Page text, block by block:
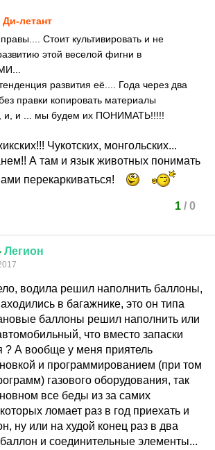
Ди-летант
Стоит культивировать и не
этой веселой фигни в
развития её.... Года через два
правки копировать материалы
и, и ... мы будем их ПОНИМАТЬ!!!!!
Чукотских, монгольских...
А там и язык животных понимать
перекаркиваться!
1/ 0
Легион
водила решил наполнить баллоны,
в багажнике, это он типа
баллоны решил наполнить или
что вместо запаски
? А вообще у меня приятель
и программированием (при том
газового оборудования, так
все беды из за самих
ломает раз в год приехать и
ну или на худой конец раз в два
и соединительные элементы...